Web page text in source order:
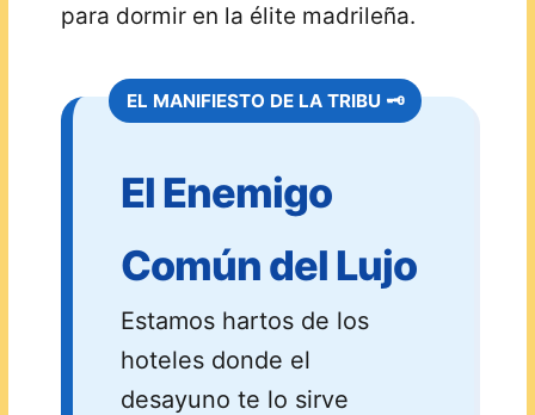
para dormir en la élite madrileña.
EL MANIFIESTO DE LA TRIBU 🗝️
El Enemigo
Común del Lujo
Estamos hartos de los
hoteles donde el
desayuno te lo sirve